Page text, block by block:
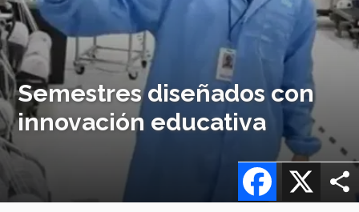
Semestres diseñados con
innovación educativa
X
Facebook